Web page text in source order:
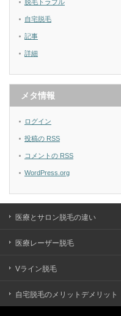
脱毛トラブル
自宅脱毛
記事
詳細
メタ情報
ログイン
投稿の RSS
コメントの RSS
WordPress.org
医療とサロン脱毛の違い
医療レーザー脱毛
Vライン脱毛
自宅脱毛のメリットデメリット